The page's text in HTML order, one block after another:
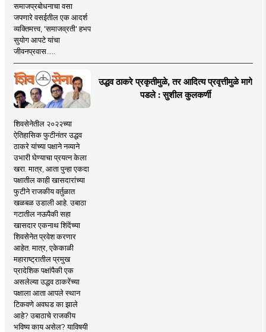
समाजप्रबोधनाचा वसा
जपणारे वसईतील एक आदर्श
व्यक्तिमत्त्व, 'समाजव्रती' हभप
सुयोग आपटे यांचा
जीवनप्रवास.....
उद्धव ठाकरे प्रकृतीमुळे, तर आदित्य प्रवृत्तीमुळे मागे
पडले : सुशील कुलकर्णी
शिवसेनेतील २०२२च्या
ऐतिहासिक फुटीनंतर उद्धव
ठाकरे यांच्या पक्षाने नव्याने
उभारी घेण्याचा प्रयत्न केला
खरा. मात्र, आता पुन्हा एकदा
पक्षातील काही खासदारांच्या
फुटीने राजकीय वर्तुळात
खळबळ उडाली आहे. उबाठा
गटातील नऊपैकी सहा
खासदार एकनाथ शिंदेंच्या
शिवसेनेत प्रवेश करणार
आहेत. मात्र, एकेकाळी
महाराष्ट्रातील प्रमुख
प्रादेशिक पक्षांपैकी एक
असलेल्या उद्धव ठाकरेंच्या
पक्षाला आता आपले स्थान
टिकवणे अवघड का झाले
आहे? उबाठाचे राजकीय
भविष्य काय असेल? याविषयी